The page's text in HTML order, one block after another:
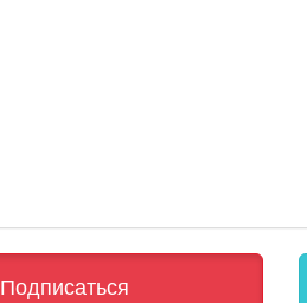
Подписаться